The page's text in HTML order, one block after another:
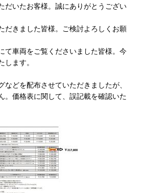
だいたお客様。誠にありがとうござい
だきました皆様。ご検討よろしくお願
て車両をご覧くださいました皆様。今
します。
などを配布させていただきましたが、
。価格表に関して、誤記載を確認いた